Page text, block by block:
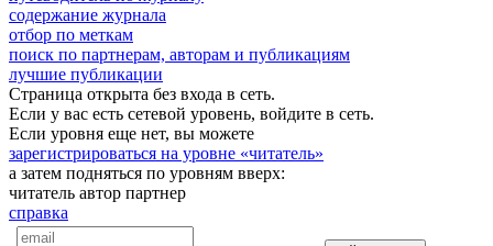
содержание журнала
отбор по меткам
поиск по партнерам, авторам и публикациям
лучшие публикации
Страница открыта без входа в сеть.
Если у вас есть сетевой уровень, войдите в сеть.
Если уровня еще нет, вы можете
зарегистрироваться на уровне «читатель»
а затем подняться по уровням вверх:
читатель автор партнер
справка